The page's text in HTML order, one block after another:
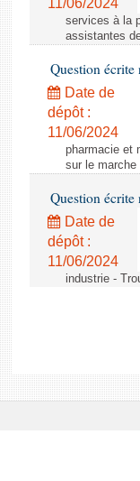
11/06/2024
services à la
assistantes
Question écrite
Date de
dépôt :
11/06/2024
pharmacie et
sur le marche
Question écrite
Date de
dépôt :
11/06/2024
industrie -